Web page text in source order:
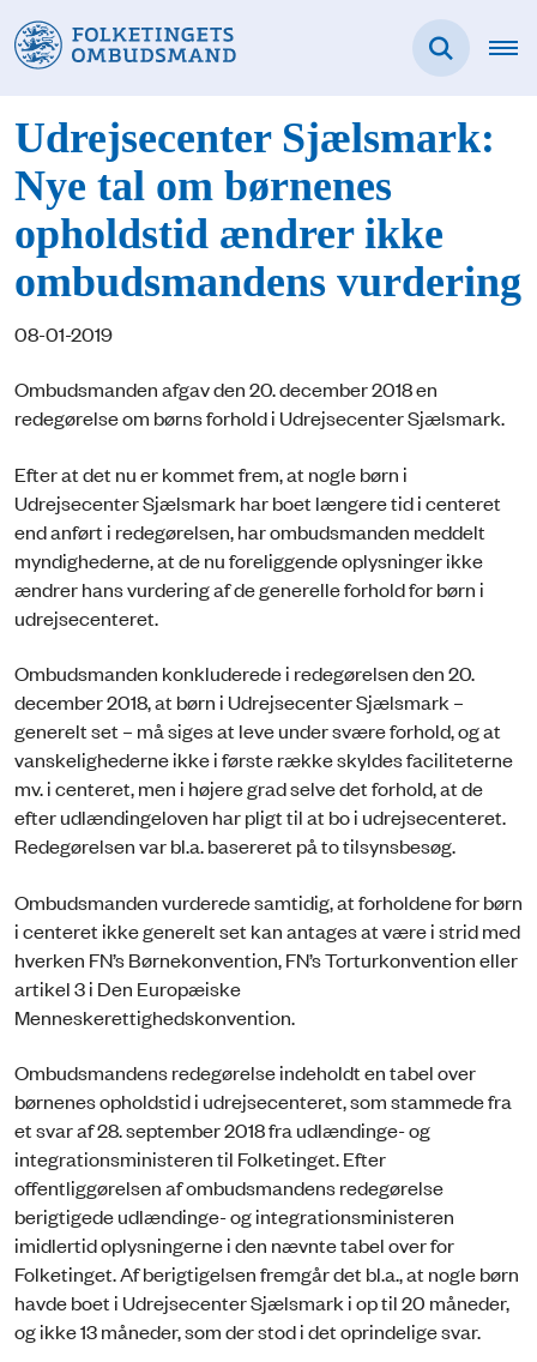
Udrejsecenter Sjælsmark:
Nye tal om børnenes
opholdstid ændrer ikke
ombudsmandens vurdering
08-01-2019
Ombudsmanden afgav den 20. december 2018 en
redegørelse om børns forhold i Udrejsecenter Sjælsmark.
Efter at det nu er kommet frem, at nogle børn i
Udrejsecenter Sjælsmark har boet længere tid i centeret
end anført i redegørelsen, har ombudsmanden meddelt
myndighederne, at de nu foreliggende oplysninger ikke
ændrer hans vurdering af de generelle forhold for børn i
udrejsecenteret.
Ombudsmanden konkluderede i redegørelsen den 20.
december 2018, at børn i Udrejsecenter Sjælsmark –
generelt set – må siges at leve under svære forhold, og at
vanskelighederne ikke i første række skyldes faciliteterne
mv. i centeret, men i højere grad selve det forhold, at de
efter udlændingeloven har pligt til at bo i udrejsecenteret.
Redegørelsen var bl.a. basereret på to tilsynsbesøg.
Ombudsmanden vurderede samtidig, at forholdene for børn
i centeret ikke generelt set kan antages at være i strid med
hverken FN’s Børnekonvention, FN’s Torturkonvention eller
artikel 3 i Den Europæiske
Menneskerettighedskonvention.
Ombudsmandens redegørelse indeholdt en tabel over
børnenes opholdstid i udrejsecenteret, som stammede fra
et svar af 28. september 2018 fra udlændinge- og
integrationsministeren til Folketinget. Efter
offentliggørelsen af ombudsmandens redegørelse
berigtigede udlændinge- og integrationsministeren
imidlertid oplysningerne i den nævnte tabel over for
Folketinget. Af berigtigelsen fremgår det bl.a., at nogle børn
havde boet i Udrejsecenter Sjælsmark i op til 20 måneder,
og ikke 13 måneder, som der stod i det oprindelige svar.